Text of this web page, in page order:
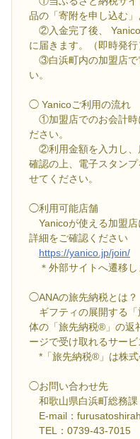
品の「寄附を申し込む」
②入金完了後、 Yanico
に届きます。（即時発行
③白浜町内の加盟店で
い。
◯ Yanicoご利用の流れ
①加盟店でのお会計時
ださい。
②利用金額を入力し、
確認の上、電子スタン
せてください。
◯利用可能店舗
Yanicoが使える加盟店
詳細をご確認ください
https://yanico.jp/join/
＊外部サイトへ遷移し
◯ANAの旅先納税とは？
ギフティの展開する
体の「旅先納税®」の返
ージで受け取れるサービ
*「旅先納税®」は株式
◯お問い合わせ先
和歌山県白浜町総務課
E-mail：
TEL：0739-43-7015